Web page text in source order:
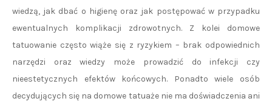
wiedzą, jak dbać o higienę oraz jak postępować w przypadku
ewentualnych komplikacji zdrowotnych. Z kolei domowe
tatuowanie często wiąże się z ryzykiem – brak odpowiednich
narzędzi oraz wiedzy może prowadzić do infekcji czy
nieestetycznych efektów końcowych. Ponadto wiele osób
decydujących się na domowe tatuaże nie ma doświadczenia ani